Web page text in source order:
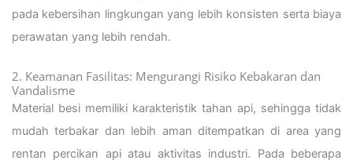
pada kebersihan lingkungan yang lebih konsisten serta biaya
perawatan yang lebih rendah.
2. Keamanan Fasilitas: Mengurangi Risiko Kebakaran dan
Vandalisme
Material besi memiliki karakteristik tahan api, sehingga tidak
mudah terbakar dan lebih aman ditempatkan di area yang
rentan percikan api atau aktivitas industri. Pada beberapa